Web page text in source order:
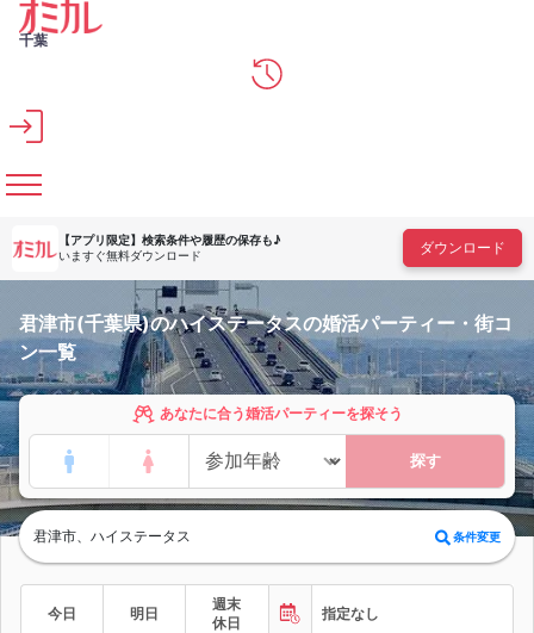
メインコンテンツへスキップ
千葉
【アプリ限定】 検索条件や履歴の保存も♪
いますぐ無料ダウンロード
ダウンロード
君津市(千葉県)のハイステータスの婚活パーティー・街コ
ン一覧
あなたに合う婚活パーティーを探そう
探す
君津市、ハイステータス 条件変更
今日 明日
週末
休日
指定なし